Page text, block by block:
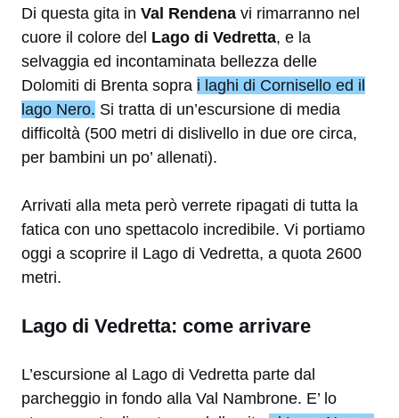
Di questa gita in Val Rendena vi rimarranno nel
cuore il colore del Lago di Vedretta, e la
selvaggia ed incontaminata bellezza delle
Dolomiti di Brenta sopra i laghi di Cornisello ed il
lago Nero. Si tratta di un’escursione di media
difficoltà (500 metri di dislivello in due ore circa,
per bambini un po’ allenati).
Arrivati alla meta però verrete ripagati di tutta la
fatica con uno spettacolo incredibile. Vi portiamo
oggi a scoprire il Lago di Vedretta, a quota 2600
metri.
Lago di Vedretta: come arrivare
L’escursione al Lago di Vedretta parte dal
parcheggio in fondo alla Val Nambrone. E’ lo